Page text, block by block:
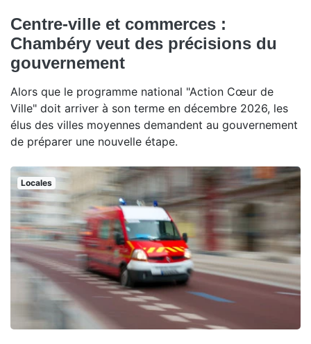
Centre-ville et commerces :
Chambéry veut des précisions du
gouvernement
Alors que le programme national "Action Cœur de
Ville" doit arriver à son terme en décembre 2026, les
élus des villes moyennes demandent au gouvernement
de préparer une nouvelle étape.
Locales